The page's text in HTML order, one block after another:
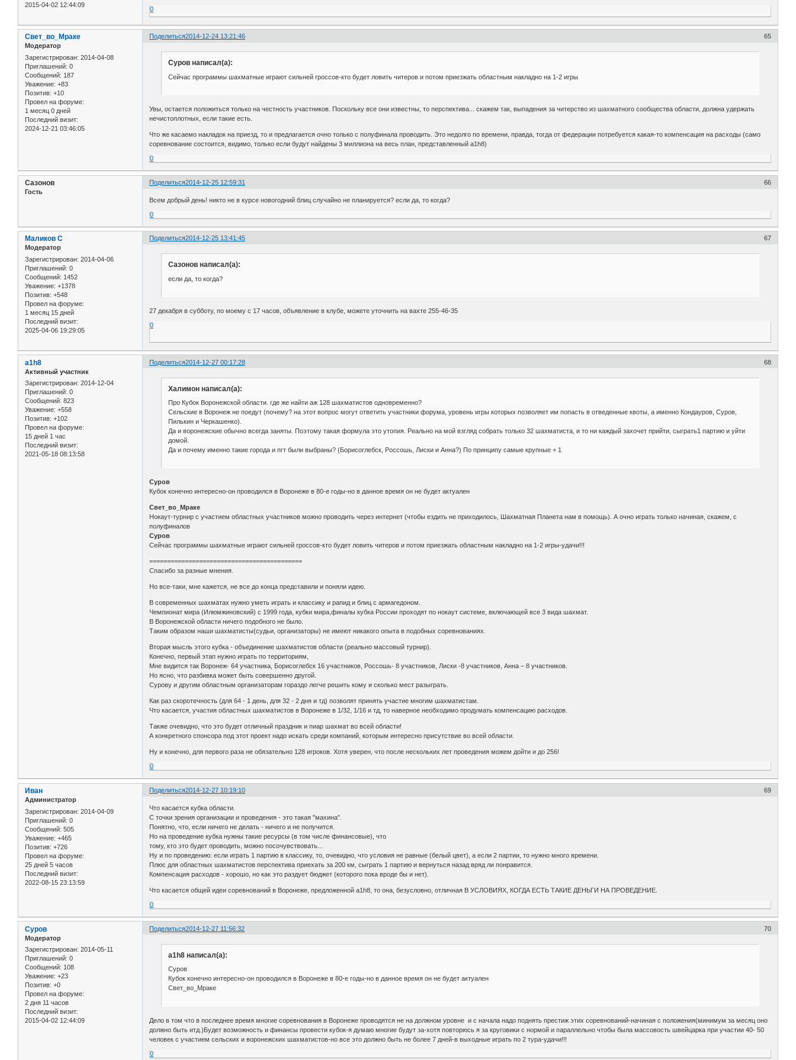
2015-04-02 12:44:09
0
Поделиться 65
2014-12-24 13:21:46
Свет_во_Мраке
Модератор
Зарегистрирован: 2014-04-08
Приглашений: 0
Сообщений: 187
Уважение: +83
Позитив: +10
Провел на форуме:
1 месяц 0 дней
Последний визит:
2024-12-21 03:46:05
Суров написал(а):
Сейчас программы шахматные играют сильней гроссов-кто будет ловить читеров и потом приезжать областным накладно на 1-2 игры
Увы, остается положиться только на честность участников. Поскольку все они известны, то перспектива... скажем так, выпадения за читерство из шахматного сообщества области, должна удержать
нечистоплотных, если такие есть.
Что же касаемо накладок на приезд, то и предлагается очно только с полуфинала проводить. Это недолго по времени, правда, тогда от федерации потребуется какая-то компенсация на расходы (само
соревнование состоится, видимо, только если будут найдены 3 миллиона на весь план, представленный a1h8)
0
Поделиться 66
2014-12-25 12:59:31
Сазонов
Гость
Всем добрый день! никто не в курсе новогодний блиц случайно не планируется? если да, то когда?
0
Поделиться 67
2014-12-25 13:41:45
Маликов С
Модератор
Зарегистрирован: 2014-04-06
Приглашений: 0
Сообщений: 1452
Уважение: +1378
Позитив: +548
Провел на форуме:
1 месяц 15 дней
Последний визит:
2025-04-06 19:29:05
Сазонов написал(а):
если да, то когда?
27 декабря в субботу, по моему с 17 часов, объявление в клубе, можете уточнить на вахте 255-46-35
0
Поделиться 68
2014-12-27 00:17:28
a1h8
Активный участник
Зарегистрирован: 2014-12-04
Приглашений: 0
Сообщений: 823
Уважение: +558
Позитив: +102
Провел на форуме:
15 дней 1 час
Последний визит:
2021-05-18 08:13:58
Халимон написал(а):
Про Кубок Воронежской области. где же найти аж 128 шахматистов одновременно?
Сельские в Воронеж не поедут (почему? на этот вопрос могут ответить участники форума, уровень игры которых позволяет им попасть в отведенные квоты, а именно Кондауров, Суров,
Пилькин и Черкашенко).
Да и воронежские обычно всегда заняты. Поэтому такая формула это утопия. Реально на мой взгляд собрать только 32 шахматиста, и то ни каждый захочет прийти, сыграть1 партию и уйти
домой.
Да и почему именно такие города и пгт были выбраны? (Борисоглебск, Россошь, Лиски и Анна?) По принципу самые крупные + 1
Суров
Кубок конечно интересно-он проводился в Воронеже в 80-е годы-но в данное время он не будет актуален
Свет_во_Мраке
Нокаут-турнир с участием областных участников можно проводить через интернет (чтобы ездить не приходилось, Шахматная Планета нам в помощь). А очно играть только начиная, скажем, с
полуфиналов
Суров
Сейчас программы шахматные играют сильней гроссов-кто будет ловить читеров и потом приезжать областным накладно на 1-2 игры-удачи!!!
===========================================
Спасибо за разные мнения.
Но все-таки, мне кажется, не все до конца представили и поняли идею.
В современных шахматах нужно уметь играть и классику и рапид и блиц с армагедоном.
Чемпионат мира (Илюмжиновский) с 1999 года, кубки мира,финалы кубка России проходят по нокаут системе, включающей все 3 вида шахмат.
В Воронежской области ничего подобного не было.
Таким образом наши шахматисты(судьи, организаторы) не имеют никакого опыта в подобных соревнованиях.
Вторая мысль этого кубка - объединение шахматистов области (реально массовый турнир).
Конечно, первый этап нужно играть по территориям,
Мне видится так Воронеж- 64 участника, Борисоглебск 16 участников, Россошь- 8 участников, Лиски -8 участников, Анна – 8 участников.
Но ясно, что разбивка может быть совершенно другой.
Сурову и другим областным организаторам гораздо легче решить кому и сколько мест разыграть.
Как раз скоротечность (для 64 - 1 день, для 32 - 2 дня и тд) позволят принять участие многим шахматистам.
Что касается, участия областных шахматистов в Воронеже в 1/32, 1/16 и тд, то наверное необходимо продумать компенсацию расходов.
Также очевидно, что это будет отличный праздник и пиар шахмат во всей области!
А конкретного спонсора под этот проект надо искать среди компаний, которым интересно присутствие во всей области.
Ну и конечно, для первого раза не обязательно 128 игроков. Хотя уверен, что после нескольких лет проведения можем дойти и до 256!
0
Поделиться 69
2014-12-27 10:19:10
Иван
Администратор
Зарегистрирован: 2014-04-09
Приглашений: 0
Сообщений: 505
Уважение: +465
Позитив: +726
Провел на форуме:
25 дней 5 часов
Последний визит:
2022-08-15 23:13:59
Что касается кубка области.
С точки зрения организации и проведения - это такая "махина".
Понятно, что, если ничего не делать - ничего и не получится.
Но на проведение кубка нужны такие ресурсы (в том числе финансовые), что
тому, кто это будет проводить, можно посочувствовать...
Ну и по проведению: если играть 1 партию в классику, то, очевидно, что условия не равные (белый цвет), а если 2 партии, то нужно много времени.
Плюс для областных шахматистов перспектива приехать за 200 км, сыграть 1 партию и вернуться назад вряд ли понравится.
Компенсация расходов - хорошо, но как это раздует бюджет (которого пока вроде бы и нет).
Что касается общей идеи соревнований в Воронеже, предложенной a1h8, то она, безусловно, отличная В УСЛОВИЯХ, КОГДА ЕСТЬ ТАКИЕ ДЕНЬГИ НА ПРОВЕДЕНИЕ.
0
Поделиться 70
2014-12-27 11:56:32
Суров
Модератор
Зарегистрирован: 2014-05-11
Приглашений: 0
Сообщений: 108
Уважение: +23
Позитив: +0
Провел на форуме:
2 дня 11 часов
Последний визит:
2015-04-02 12:44:09
a1h8 написал(а):
Суров
Кубок конечно интересно-он проводился в Воронеже в 80-е годы-но в данное время он не будет актуален
Свет_во_Мраке
Дело в том что в последнее время многие соревнования в Воронеже проводятся не на должном уровне и с начала надо поднять престиж этих соревнований-начиная с положения(минимум за месяц оно
должно быть итд.)Будет возможность и финансы провести кубок-я думаю многие будут за-хотя повторюсь я за круговики с нормой и параллельно чтобы была массовость швейцарка при участии 40- 50
человек с участием сельских и воронежских шахматистов-но все это должно быть не более 7 дней-в выходные играть по 2 тура-удачи!!!
0